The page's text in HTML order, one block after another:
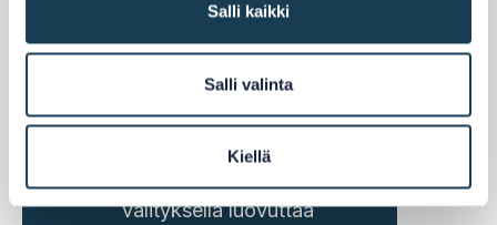
Salli kaikki
Salli valinta
Kiellä
maksuja luovutetuista
tiedoista?
Voiko OOTS-
välityksellä luovuttaa